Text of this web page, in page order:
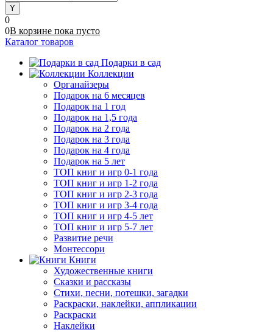
0
0В корзине пока пусто
Каталог товаров
Подарки в сад
Коллекции
Органайзеры
Подарок на 6 месяцев
Подарок на 1 год
Подарок на 1,5 года
Подарок на 2 года
Подарок на 3 года
Подарок на 4 года
Подарок на 5 лет
ТОП книг и игр 0-1 года
ТОП книг и игр 1-2 года
ТОП книг и игр 2-3 года
ТОП книг и игр 3-4 года
ТОП книг и игр 4-5 лет
ТОП книг и игр 5-7 лет
Развитие речи
Монтессори
Книги
Художественные книги
Сказки и рассказы
Стихи, песни, потешки, загадки
Раскраски, наклейки, аппликации
Раскраски
Наклейки